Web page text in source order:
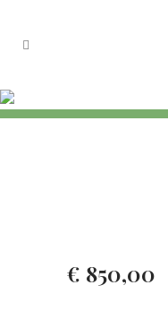
€ 850,00